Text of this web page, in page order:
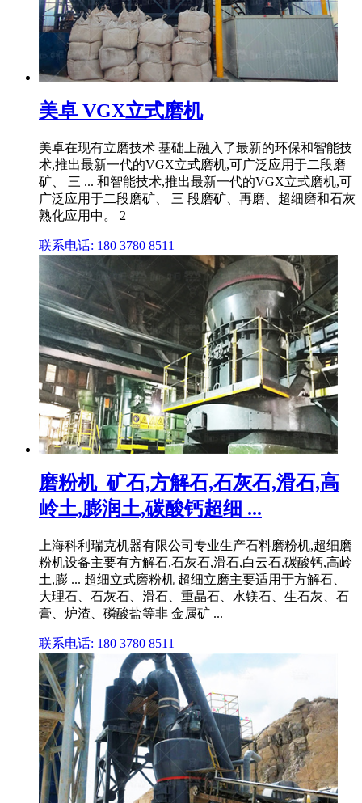
美卓 VGX立式磨机
美卓在现有立磨技术 基础上融入了最新的环保和智能技
术,推出最新一代的VGX立式磨机,可广泛应用于二段磨
矿、 三 ... 和智能技术,推出最新一代的VGX立式磨机,可
广泛应用于二段磨矿、 三 段磨矿、再磨、超细磨和石灰
熟化应用中。 2
联系电话: 180 3780 8511
磨粉机_矿石,方解石,石灰石,滑石,高
岭土,膨润土,碳酸钙超细 ...
上海科利瑞克机器有限公司专业生产石料磨粉机,超细磨
粉机设备主要有方解石,石灰石,滑石,白云石,碳酸钙,高岭
土,膨 ... 超细立式磨粉机 超细立磨主要适用于方解石、
大理石、石灰石、滑石、重晶石、水镁石、生石灰、石
膏、炉渣、磷酸盐等非 金属矿 ...
联系电话: 180 3780 8511